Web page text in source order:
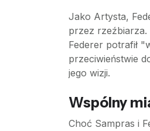
Jako Artysta,
przez rzeźbiarza.
Federer potrafił
przeciwieństwie
jego wizji.
Wspólny
Choć Sampras i